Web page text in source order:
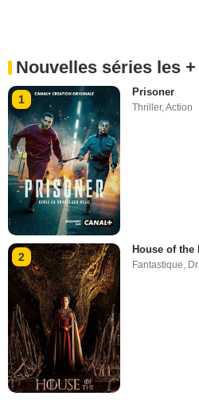
Nouvelles séries les
1
Prisoner
Thriller,Action
2
House of the
Fantastique,